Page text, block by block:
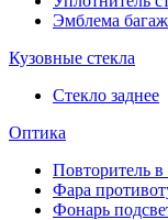
Эмблема
Кузовные стекла
Стекло заднее
Оптика
Повторитель
Фара
Фонарь